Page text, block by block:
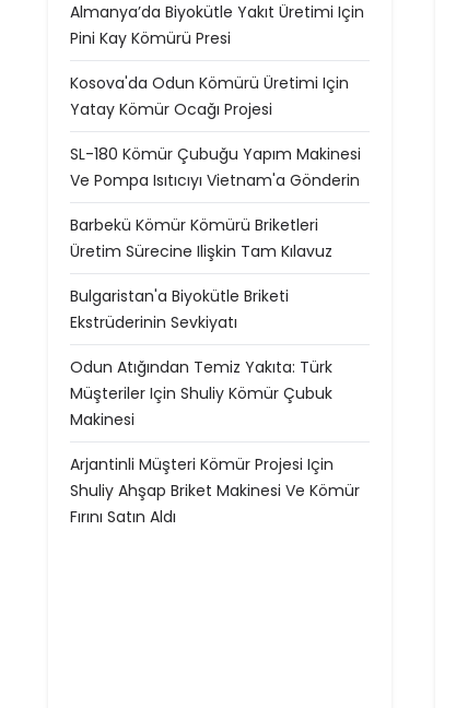
Almanya’da Biyokütle Yakıt Üretimi Için
Pini Kay Kömürü Presi
Kosova'da Odun Kömürü Üretimi Için
Yatay Kömür Ocağı Projesi
SL-180 Kömür Çubuğu Yapım Makinesi
Ve Pompa Isıtıcıyı Vietnam'a Gönderin
Barbekü Kömür Kömürü Briketleri
Üretim Sürecine Ilişkin Tam Kılavuz
Bulgaristan'a Biyokütle Briketi
Ekstrüderinin Sevkiyatı
Odun Atığından Temiz Yakıta: Türk
Müşteriler Için Shuliy Kömür Çubuk
Makinesi
Arjantinli Müşteri Kömür Projesi Için
Shuliy Ahşap Briket Makinesi Ve Kömür
Fırını Satın Aldı